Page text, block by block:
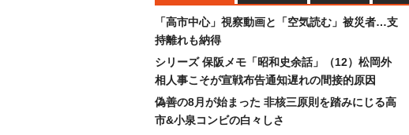
「高市中心」視察動画と「空気読む」被災者…支
持離れも納得
シリーズ 保阪メモ「昭和史余話」（12）松岡外
相人事こそが宣戦布告通知遅れの間接的原因
偽善の8月が始まった 非核三原則を踏みにじる高
市&小泉コンビの白々しさ